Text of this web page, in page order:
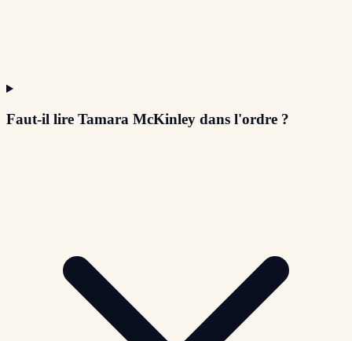
Faut-il lire Tamara McKinley dans l'ordre ?